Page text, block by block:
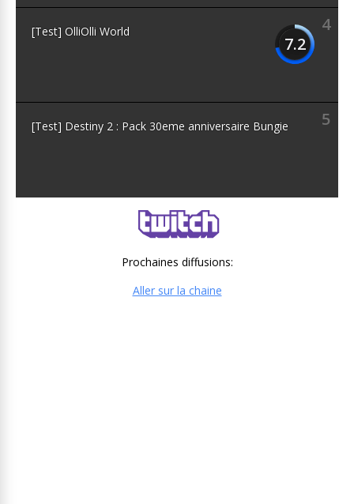
4
7.2
[Test] OlliOlli World
5
[Test] Destiny 2 : Pack 30eme anniversaire Bungie
Prochaines diffusions:
Aller sur la chaine